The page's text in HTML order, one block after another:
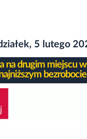
5 lutego
na drugim miejscu